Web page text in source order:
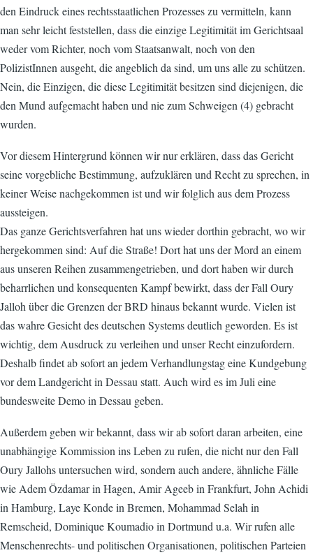
den Eindruck eines rechtsstaatlichen Prozesses zu vermitteln, kann
man sehr leicht feststellen, dass die einzige Legitimität im Gerichtsaal
weder vom Richter, noch vom Staatsanwalt, noch von den
PolizistInnen ausgeht, die angeblich da sind, um uns alle zu schützen.
Nein, die Einzigen, die diese Legitimität besitzen sind diejenigen, die
den Mund aufgemacht haben und nie zum Schweigen (4) gebracht
wurden.
Vor diesem Hintergrund können wir nur erklären, dass das Gericht
seine vorgebliche Bestimmung, aufzuklären und Recht zu sprechen, in
keiner Weise nachgekommen ist und wir folglich aus dem Prozess
aussteigen.
Das ganze Gerichtsverfahren hat uns wieder dorthin gebracht, wo wir
hergekommen sind: Auf die Straße! Dort hat uns der Mord an einem
aus unseren Reihen zusammengetrieben, und dort haben wir durch
beharrlichen und konsequenten Kampf bewirkt, dass der Fall Oury
Jalloh über die Grenzen der BRD hinaus bekannt wurde. Vielen ist
das wahre Gesicht des deutschen Systems deutlich geworden. Es ist
wichtig, dem Ausdruck zu verleihen und unser Recht einzufordern.
Deshalb findet ab sofort an jedem Verhandlungstag eine Kundgebung
vor dem Landgericht in Dessau statt. Auch wird es im Juli eine
bundesweite Demo in Dessau geben.
Außerdem geben wir bekannt, dass wir ab sofort daran arbeiten, eine
unabhängige Kommission ins Leben zu rufen, die nicht nur den Fall
Oury Jallohs untersuchen wird, sondern auch andere, ähnliche Fälle
wie Adem Özdamar in Hagen, Amir Ageeb in Frankfurt, John Achidi
in Hamburg, Laye Konde in Bremen, Mohammad Selah in
Remscheid, Dominique Koumadio in Dortmund u.a. Wir rufen alle
Menschenrechts- und politischen Organisationen, politischen Parteien